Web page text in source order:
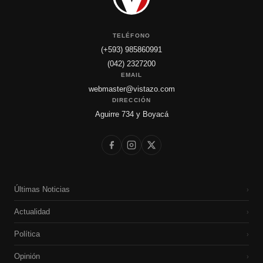
TELÉFONO
(+593) 985860991
(042) 2327200
EMAIL
webmaster@vistazo.com
DIRECCIÓN
Aguirre 734 y Boyacá
Últimas Noticias ›
Actualidad ›
Política ›
Opinión ›